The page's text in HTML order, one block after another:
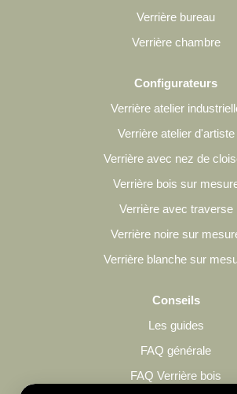
Verrière bureau
Verrière chambre
Configurateurs
Verrière atelier
Verrière atelier d'artiste
Verrière avec nez de
Verrière bois sur
Verrière avec traverse
Verrière noire sur
Verrière blanche sur
Conseils
Les guides
FAQ générale
FAQ Verrière bois